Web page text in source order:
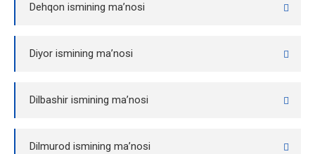
Dehqon ismining ma’nosi
Diyor ismining ma’nosi
Dilbashir ismining ma’nosi
Dilmurod ismining ma’nosi